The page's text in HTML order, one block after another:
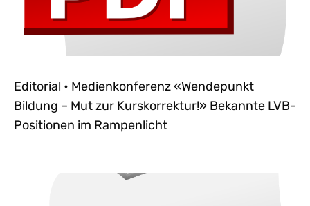
Editorial • Medienkonferenz «Wendepunkt
Bildung – Mut zur Kurskorrektur!» Bekannte LVB-
Positionen im Rampenlicht